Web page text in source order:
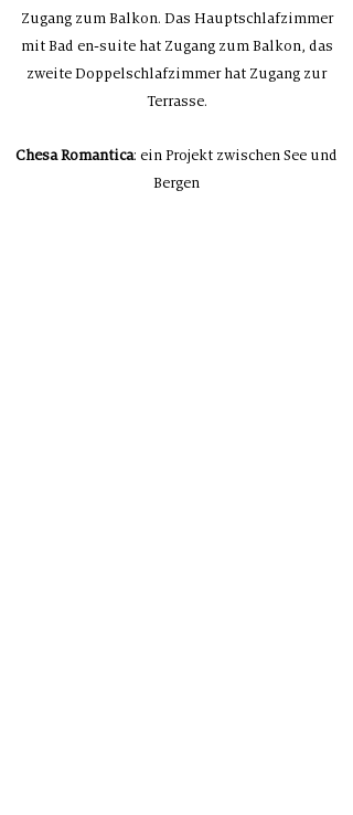
Zugang zum Balkon. Das Hauptschlafzimmer
mit Bad en-suite hat Zugang zum Balkon, das
zweite Doppelschlafzimmer hat Zugang zur
Terrasse.
Chesa Romantica: ein Projekt zwischen See und
Bergen